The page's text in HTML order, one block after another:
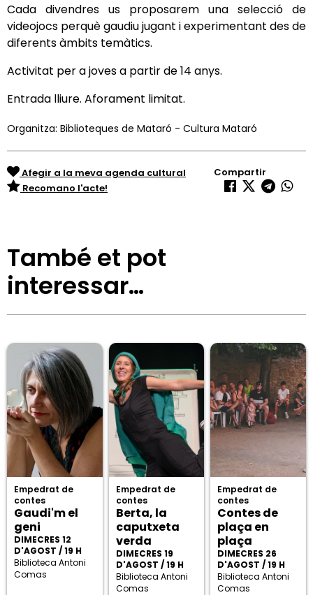
Cada divendres us proposarem una selecció de
videojocs perquè gaudiu jugant i experimentant des de
diferents àmbits temàtics.
Activitat per a joves a partir de 14 anys.
Entrada lliure. Aforament limitat.
Organitza: Biblioteques de Mataró - Cultura Mataró
Afegir a la meva agenda cultural
Recomano l'acte!
Compartir
També et pot
interessar…
Empedrat de
contes
Gaudi'm el
geni
DIMECRES 12
D'AGOST / 19 H
Biblioteca Antoni
Comas
Empedrat de
contes
Berta, la
caputxeta
verda
DIMECRES 19
D'AGOST / 19 H
Biblioteca Antoni
Comas
Empedrat de
contes
Contes de
plaça en
plaça
DIMECRES 26
D'AGOST / 19 H
Biblioteca Antoni
Comas